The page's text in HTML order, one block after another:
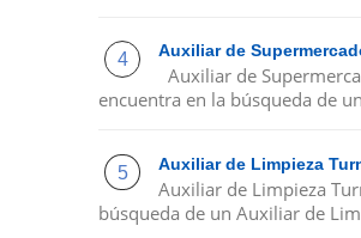
Auxiliar de
Auxiliar de
encuentra en la búsqueda de
Auxiliar de Limpieza
Auxiliar de Limpieza
búsqueda de un Auxiliar de